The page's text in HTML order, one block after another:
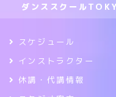
ダンススクール
スケジュール
インストラクター
休講・代講情報